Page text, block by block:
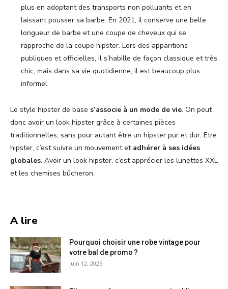
plus en adoptant des transports non polluants et en
laissant pousser sa barbe. En 2021, il conserve une belle
longueur de barbe et une coupe de cheveux qui se
rapproche de la coupe hipster. Lors des apparitions
publiques et officielles, il s’habille de façon classique et très
chic, mais dans sa vie quotidienne, il est beaucoup plus
informel.
Le style hipster de base s’associe à un mode de vie. On peut
donc avoir un look hipster grâce à certaines pièces
traditionnelles, sans pour autant être un hipster pur et dur. Etre
hipster, c’est suivre un mouvement et adhérer à ses idées
globales. Avoir un look hipster, c’est apprécier les lunettes XXL
et les chemises bûcheron.
A lire
Pourquoi choisir une robe vintage pour
votre bal de promo ?
juin 12, 2025